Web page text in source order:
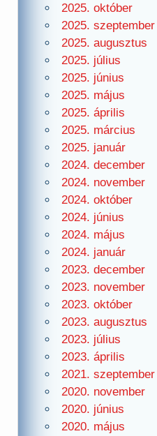
2025. október
2025. szeptember
2025. augusztus
2025. július
2025. június
2025. május
2025. április
2025. március
2025. január
2024. december
2024. november
2024. október
2024. június
2024. május
2024. január
2023. december
2023. november
2023. október
2023. augusztus
2023. július
2023. április
2021. szeptember
2020. november
2020. június
2020. május